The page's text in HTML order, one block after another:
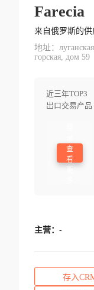
Farecia
来自俄罗斯的
地址：
горская, дом 59
近三年TOP3
出口交易产品
查
看
主营： -
存入